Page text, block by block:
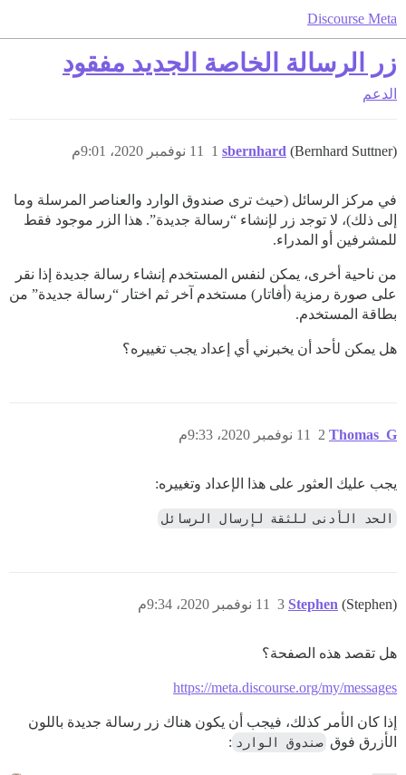
Discourse Meta
زر الرسالة الخاصة الجديد مفقود
الدعم
sbernhard (Bernhard Suttner) 11 نوفمبر 2020، 9:01م 1
في مركز الرسائل (حيث ترى صندوق الوارد والعناصر المرسلة وما
إلى ذلك)، لا توجد زر لإنشاء “رسالة جديدة”. هذا الزر موجود فقط
للمشرفين أو المدراء.
من ناحية أخرى، يمكن لنفس المستخدم إنشاء رسالة جديدة إذا نقر
على صورة رمزية (أفاتار) مستخدم آخر ثم اختار “رسالة جديدة” من
بطاقة المستخدم.
هل يمكن لأحد أن يخبرني أي إعداد يجب تغييره؟
Thomas_G 11 نوفمبر 2020، 9:33م 2
يجب عليك العثور على هذا الإعداد وتغييره:
الحد الأدنى للثقة لإرسال الرسائل
Stephen (Stephen) 11 نوفمبر 2020، 9:34م 3
هل تقصد هذه الصفحة؟
https://meta.discourse.org/my/messages
إذا كان الأمر كذلك، فيجب أن يكون هناك زر رسالة جديدة باللون
الأزرق فوق صندوق الوارد :